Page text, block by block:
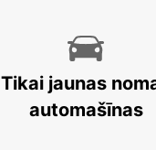
Tikai jaunas
automašīnas